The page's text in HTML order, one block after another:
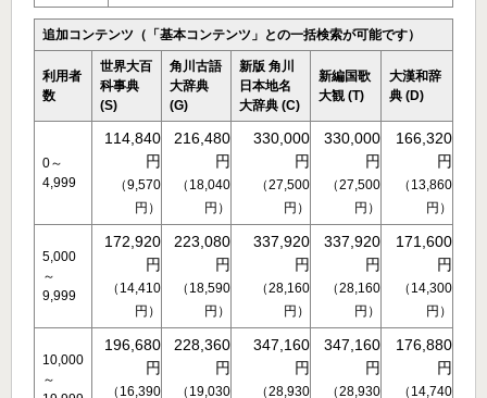
追加コンテンツ（「基本コンテンツ」との一括検索が可能です）
利用者
数
世界大百
科事典
(S)
角川古語
大辞典
(G)
新版 角川
日本地名
大辞典 (C)
新編国歌
大観 (T)
大漢和辞
典 (D)
0～
4,999
114,840
円
（9,570
円）
216,480
円
（18,040
円）
330,000
円
（27,500
円）
330,000
円
（27,500
円）
166,320
円
（13,860
円）
5,000
～
9,999
172,920
円
（14,410
円）
223,080
円
（18,590
円）
337,920
円
（28,160
円）
337,920
円
（28,160
円）
171,600
円
（14,300
円）
10,000
～
196,680
円
（16,390
228,360
円
（19,030
347,160
円
（28,930
347,160
円
（28,930
176,880
円
（14,740